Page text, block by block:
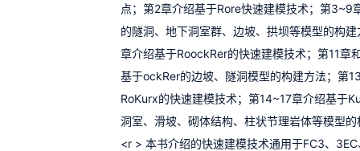
点；第2章介绍基于Rore快速建模技术；第3~9
的隧洞、地下洞室群、边坡、拱坝等模型的构
章介绍基于RoockRer的快速建模技术；第11章
基于ockRer的边坡、隧洞模型的构建方法；第
RoKurx的快速建模技术；第14~17章介绍基于
洞室、滑坡、砌体结构、柱状节理岩体等模型
<r > 本书介绍的快速建模技术通用于FC3、